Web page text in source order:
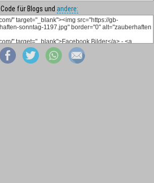
Code für Blogs und andere: